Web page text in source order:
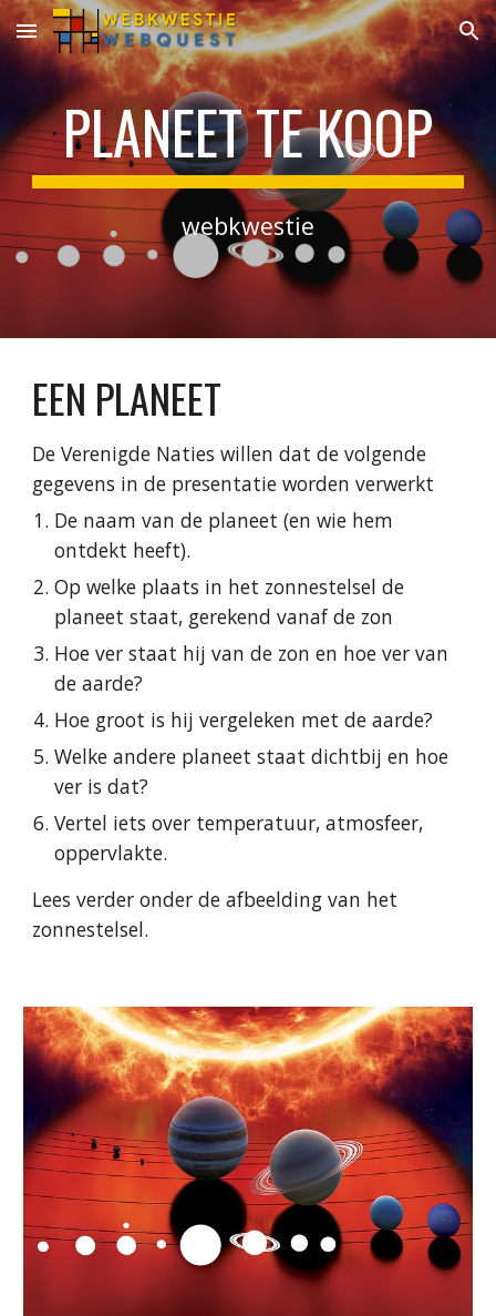
Skip to main content Skip to navigation
PLANEET TE KOOP
webkwestie
EEN PLANEET
De Verenigde Naties willen dat de volgende
gegevens in de presentatie worden verwerkt
De naam van de planeet (en wie hem
ontdekt heeft).
Op welke plaats in het zonnestelsel de
planeet staat, gerekend vanaf de zon
Hoe ver staat hij van de zon en hoe ver van
de aarde?
Hoe groot is hij vergeleken met de aarde?
Welke andere planeet staat dichtbij en hoe
ver is dat?
Vertel iets over temperatuur, atmosfeer,
oppervlakte.
Lees verder onder de afbeelding van het
zonnestelsel.